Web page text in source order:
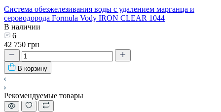
Система обезжелезивания воды с удалением марганца и
сероводорода Formula Vody IRON CLEAR 1044
В наличии
6
42 750 грн
В корзину
Рекомендуемые товары